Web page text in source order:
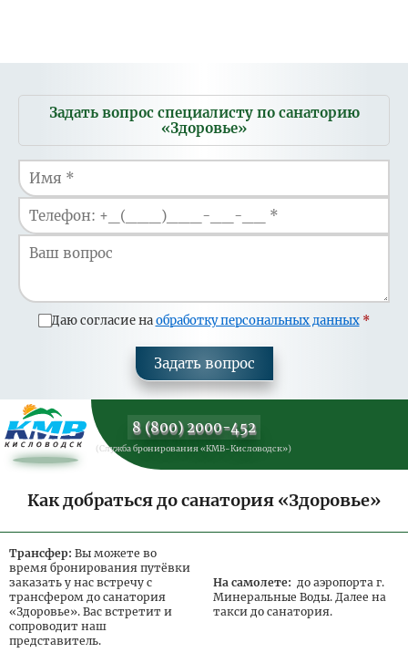
Мобильное
менюЗадать вопрос специалисту по санаторию
«Здоровье»
Даю согласие наобработку персональных данных
Задать вопрос
8 (800) 2000-452
(Служба бронирования «КМВ-Кисловодск»)
Как добраться до санатория «Здоровье»
Трансфер: Вы можете во
время бронирования путёвки
заказать у нас встречу с
трансфером до санатория
«Здоровье». Вас встретит и
сопроводит наш
представитель.
На самолете: до аэропорта г.
Минеральные Воды. Далее на
такси до санатория.